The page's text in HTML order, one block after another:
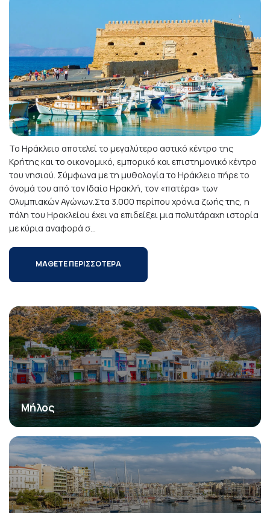
Το Ηράκλειο αποτελεί το μεγαλύτερο αστικό κέντρο της
Κρήτης και το οικονομικό, εμπορικό και επιστημονικό κέντρο
του νησιού. Σύμφωνα με τη μυθολογία το Ηράκλειο πήρε το
όνομά του από τον Ιδαίο Ηρακλή, τον «πατέρα» των
Ολυμπιακών Αγώνων.Στα 3.000 περίπου χρόνια ζωής της, η
πόλη του Ηρακλείου έχει να επιδείξει μια πολυτάραχη ιστορία
με κύρια αναφορά σ...
ΜΑΘΕΤΕ ΠΕΡΙΣΣΟΤΕΡΑ
Μήλος